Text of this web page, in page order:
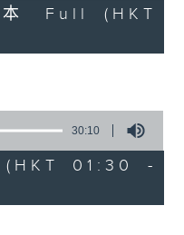
Full (HKT
30:10
01:30 -